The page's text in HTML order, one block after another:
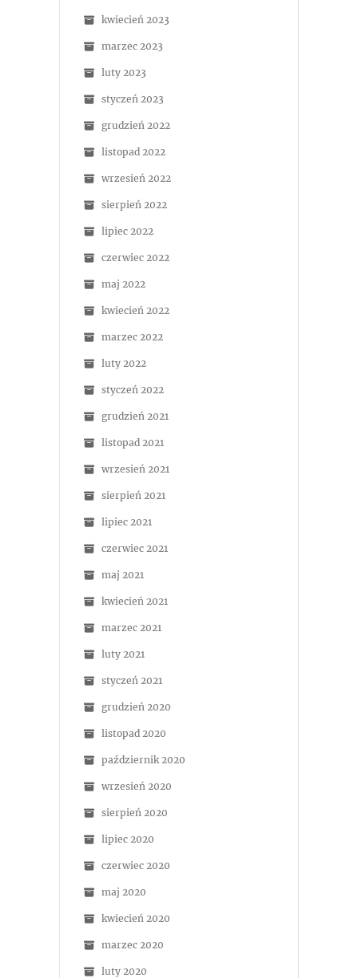
kwiecień 2023
marzec 2023
luty 2023
styczeń 2023
grudzień 2022
listopad 2022
wrzesień 2022
sierpień 2022
lipiec 2022
czerwiec 2022
maj 2022
kwiecień 2022
marzec 2022
luty 2022
styczeń 2022
grudzień 2021
listopad 2021
wrzesień 2021
sierpień 2021
lipiec 2021
czerwiec 2021
maj 2021
kwiecień 2021
marzec 2021
luty 2021
styczeń 2021
grudzień 2020
listopad 2020
październik 2020
wrzesień 2020
sierpień 2020
lipiec 2020
czerwiec 2020
maj 2020
kwiecień 2020
marzec 2020
luty 2020